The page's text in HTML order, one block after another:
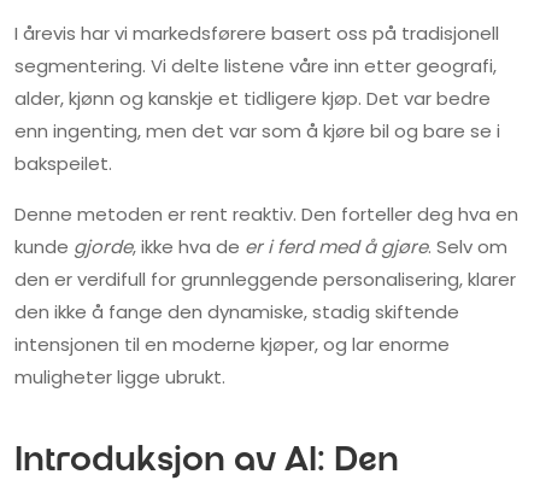
I årevis har vi markedsførere basert oss på tradisjonell
segmentering. Vi delte listene våre inn etter geografi,
alder, kjønn og kanskje et tidligere kjøp. Det var bedre
enn ingenting, men det var som å kjøre bil og bare se i
bakspeilet.
Denne metoden er rent reaktiv. Den forteller deg hva en
kunde gjorde, ikke hva de er i ferd med å gjøre. Selv om
den er verdifull for grunnleggende personalisering, klarer
den ikke å fange den dynamiske, stadig skiftende
intensjonen til en moderne kjøper, og lar enorme
muligheter ligge ubrukt.
Introduksjon av AI: Den